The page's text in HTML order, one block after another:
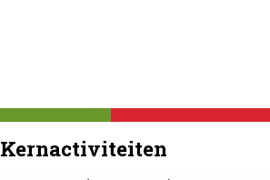
Kernactiviteiten